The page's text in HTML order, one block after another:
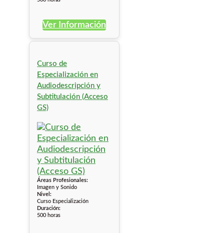
Ver Información
Curso de
Especialización en
Audiodescripción y
Subtitulación (Acceso
GS)
Áreas Profesionales:
Imagen y Sonido
Nivel:
Curso Especialización
Duración:
500 horas